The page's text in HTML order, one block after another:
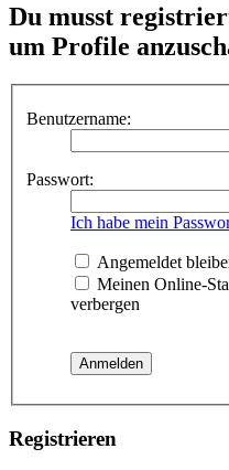
Du musst
um Profile
Benutzername:
Passwort:
Ich habe mein
Angemeldet
Meinen Online-
verbergen
Registrieren